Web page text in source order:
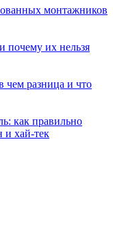
монтажников
почему их нельзя
чем разница и что
как правильно
и хай-тек